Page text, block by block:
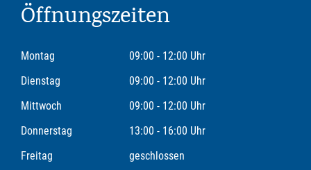
Öffnungszeiten
Montag
09:00 - 12:00 Uhr
Dienstag
09:00 - 12:00 Uhr
Mittwoch
09:00 - 12:00 Uhr
Donnerstag
13:00 - 16:00 Uhr
Freitag
geschlossen